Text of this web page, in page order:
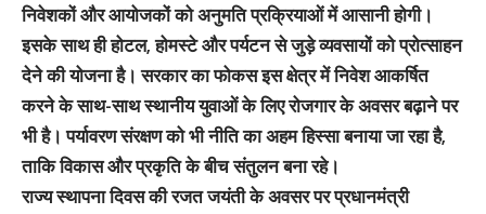
निवेशकों और आयोजकों को अनुमति प्रक्रियाओं में आसानी होगी।
इसके साथ ही होटल, होमस्टे और पर्यटन से जुड़े व्यवसायों को प्रोत्साहन
देने की योजना है। सरकार का फोकस इस क्षेत्र में निवेश आकर्षित
करने के साथ-साथ स्थानीय युवाओं के लिए रोजगार के अवसर बढ़ाने पर
भी है। पर्यावरण संरक्षण को भी नीति का अहम हिस्सा बनाया जा रहा है,
ताकि विकास और प्रकृति के बीच संतुलन बना रहे।
राज्य स्थापना दिवस की रजत जयंती के अवसर पर प्रधानमंत्री